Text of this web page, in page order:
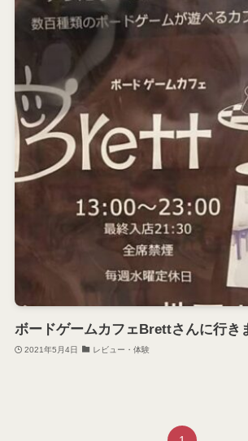
ボードゲームカフェBrettさんに行き
2021年5月4日 レビュー・体験